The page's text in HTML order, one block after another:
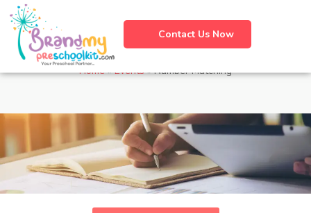
Contact Us Now
Number Matching
Home»Events»Number Matching